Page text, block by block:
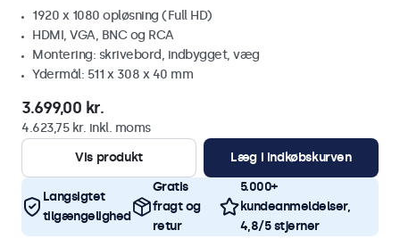
1920 x 1080 opløsning (Full HD)
HDMI, VGA, BNC og RCA
Montering: skrivebord, indbygget, væg
Ydermål: 511 x 308 x 40 mm
3.699,00 kr.
4.623,75 kr. inkl. moms
Vis produkt
Læg i indkøbskurven
Langsigtet
tilgængelighed
Gratis
fragt og
retur
5.000+
kundeanmeldelser,
4,8/5 stjerner